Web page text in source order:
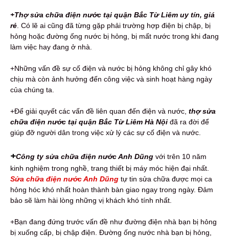
+Thợ sửa chữa điện nước tại quận Bắc Từ Liêm uy tín, giá
rẻ . Có lẽ ai cũng đã từng gặp phải trường hợp điện bị chập, bị
hỏng hoặc đường ống nước bị hỏng, bị mất nước trong khi đang
làm việc hay đang ở nhà.
+Những vấn đề sự cố điện và nước bị hỏng không chỉ gây khó
chịu mà còn ảnh hưởng đến công việc và sinh hoạt hàng ngày
của chúng ta.
+Để giải quyết các vấn đề liên quan đến điện và nước, thợ sửa
chữa điện nước tại quận Bắc Từ Liêm Hà Nội đã ra đời để
giúp đỡ người dân trong việc xử lý các sự cố điện và nước.
+Công ty sửa chữa điện nước Anh Dũng với trên 10 năm
kinh nghiệm trong nghề, trang thiết bị máy móc hiện đại nhất.
Sửa chữa điện nước Anh Dũng tự tin sửa chữa được mọi ca
hỏng hóc khó nhất hoàn thành bàn giao ngay trong ngày. Đảm
bảo sẽ làm hài lòng những vị khách khó tính nhất.
+Bạn đang đứng trước vấn đề như đường điện nhà bạn bị hỏng
bị xuống cấp, bị chập điện. Đường ống nước nhà bạn bị hỏng,